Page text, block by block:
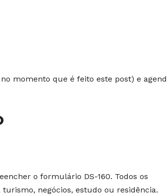
momento que é feito este post) e
o formulário DS-160. Todos os
negócios, estudo ou residência.